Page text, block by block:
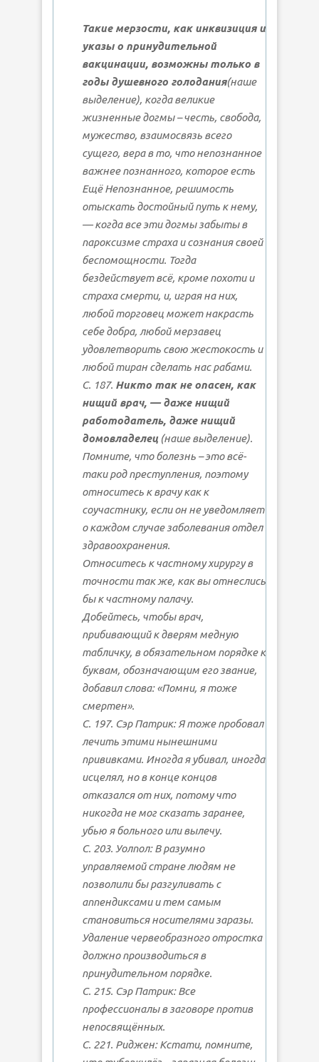
Такие мерзости, как инквизиция и
указы о принудительной
вакцинации, возможны только в
годы душевного голодания(наше
выделение), когда великие
жизненные догмы – честь, свобода,
мужество, взаимосвязь всего
сущего, вера в то, что непознанное
важнее познанного, которое есть
Ещё Непознанное, решимость
отыскать достойный путь к нему,
— когда все эти догмы забыты в
пароксизме страха и сознания своей
беспомощности. Тогда
бездействует всё, кроме похоти и
страха смерти, и, играя на них,
любой торговец может накрасть
себе добра, любой мерзавец
удовлетворить свою жестокость и
любой тиран сделать нас рабами.
С. 187. Никто так не опасен, как
нищий врач, — даже нищий
работодатель, даже нищий
домовладелец(наше выделение).
Помните, что болезнь – это всё-
таки род преступления, поэтому
относитесь к врачу как к
соучастнику, если он не уведомляет
о каждом случае заболевания отдел
здравоохранения.
Относитесь к частному хирургу в
точности так же, как вы отнеслись
бы к частному палачу.
Добейтесь, чтобы врач,
прибивающий к дверям медную
табличку, в обязательном порядке к
буквам, обозначающим его звание,
добавил слова: «Помни, я тоже
смертен».
С. 197. Сэр Патрик: Я тоже пробовал
лечить этими нынешними
прививками. Иногда я убивал, иногда
исцелял, но в конце концов
отказался от них, потому что
никогда не мог сказать заранее,
убью я больного или вылечу.
С. 203. Уолпол: В разумно
управляемой стране людям не
позволили бы разгуливать с
аппендиксами и тем самым
становиться носителями заразы.
Удаление червеобразного отростка
должно производиться в
принудительном порядке.
С. 215. Сэр Патрик: Все
профессионалы в заговоре против
непосвящённых.
С. 221. Риджен: Кстати, помните,